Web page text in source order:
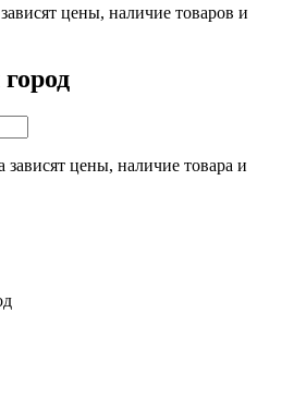
цены, наличие товаров и
цены, наличие товара и